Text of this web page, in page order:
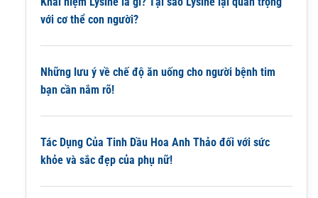
với cơ thể con người?
Những lưu ý về chế độ ăn uống cho người bệnh tim
bạn cần nắm rõ!
Tác Dụng Của Tinh Dầu Hoa Anh Thảo đối với sức
khỏe và sắc đẹp của phụ nữ!